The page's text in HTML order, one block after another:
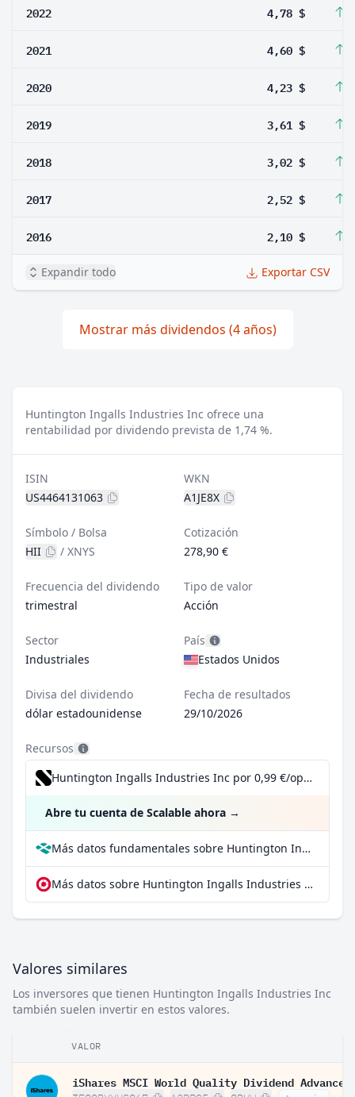
2022 4,78 $
2021 4,60 $
2020 4,23 $
2019 3,61 $
2018 3,02 $
2017 2,52 $
2016 2,10 $
Expandir todo Exportar CSV
Mostrar más dividendos (4 años)
Huntington Ingalls Industries Inc ofrece una
rentabilidad por dividendo prevista de 1,74 %.
ISIN
US4464131063
WKN
A1JE8X
Símbolo / Bolsa
HII
/ XNYS
Cotización
278,90 €
Frecuencia del dividendo
trimestral
Tipo de valor
Acción
Sector
Industriales
País
Estados Unidos
Divisa del dividendo
dólar estadounidense
Fecha de resultados
29/10/2026
Recursos
Huntington Ingalls Industries Inc por 0,99 €/operación, incluido el Dividend Reinvestment Plan
Abre tu cuenta de Scalable ahora →
Más datos fundamentales sobre Huntington Ingalls Industries Inc en Parqet
Más datos sobre Huntington Ingalls Industries Inc en extraETF
Valores similares
Los inversores que tienen Huntington Ingalls Industries Inc
también suelen invertir en estos valores.
VALOR